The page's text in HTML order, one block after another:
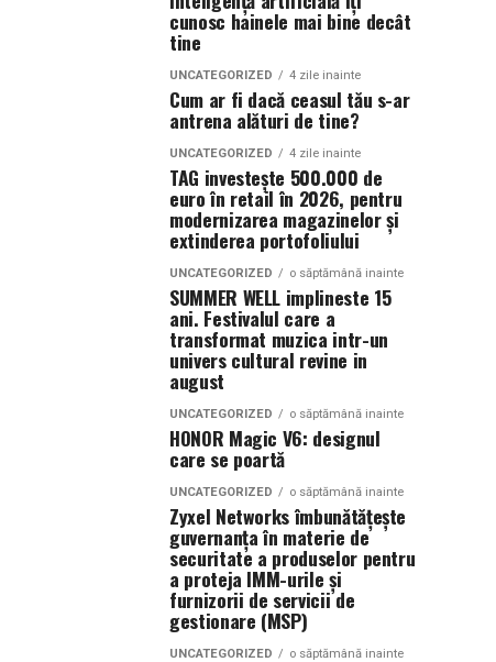
cunosc hainele mai bine decât
tine
UNCATEGORIZED 4 zile inainte
Cum ar fi dacă ceasul tău s-ar
antrena alături de tine?
UNCATEGORIZED 4 zile inainte
TAG investește 500.000 de
euro în retail în 2026, pentru
modernizarea magazinelor și
extinderea portofoliului
UNCATEGORIZED o săptămână inainte
SUMMER WELL implineste 15
ani. Festivalul care a
transformat muzica intr-un
univers cultural revine in
august
UNCATEGORIZED o săptămână inainte
HONOR Magic V6: designul
care se poartă
UNCATEGORIZED o săptămână inainte
Zyxel Networks îmbunătățește
guvernanța în materie de
securitate a produselor pentru
a proteja IMM-urile și
furnizorii de servicii de
gestionare (MSP)
UNCATEGORIZED o săptămână inainte